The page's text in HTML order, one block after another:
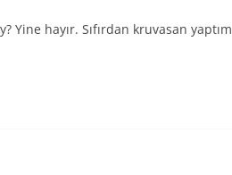
Yine hayır. Sıfırdan kruvasan yaptım